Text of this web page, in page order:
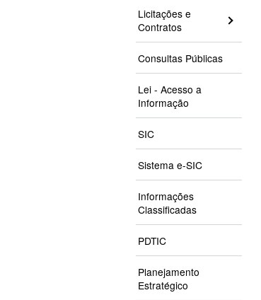
Licitações e
Contratos
Consultas Públicas
Lei - Acesso a
Informação
SIC
Sistema e-SIC
Informações
Classificadas
PDTIC
Planejamento
Estratégico